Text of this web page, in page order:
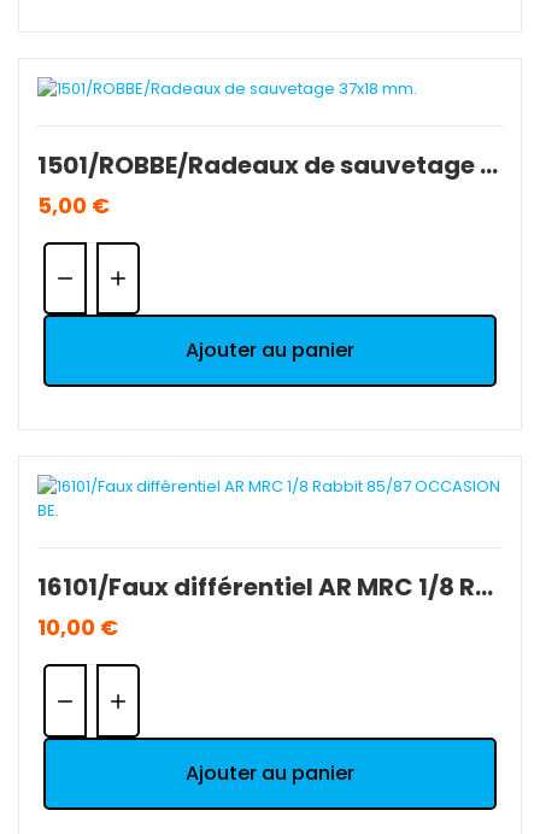
1501/ROBBE/Radeaux de sauvetage 37x18 mm.
5,00 €
Quantité:
Ajouter au panier
16101/Faux différentiel AR MRC 1/8 Rabbit 85/87 OCCASION BE.
10,00 €
Quantité:
Ajouter au panier